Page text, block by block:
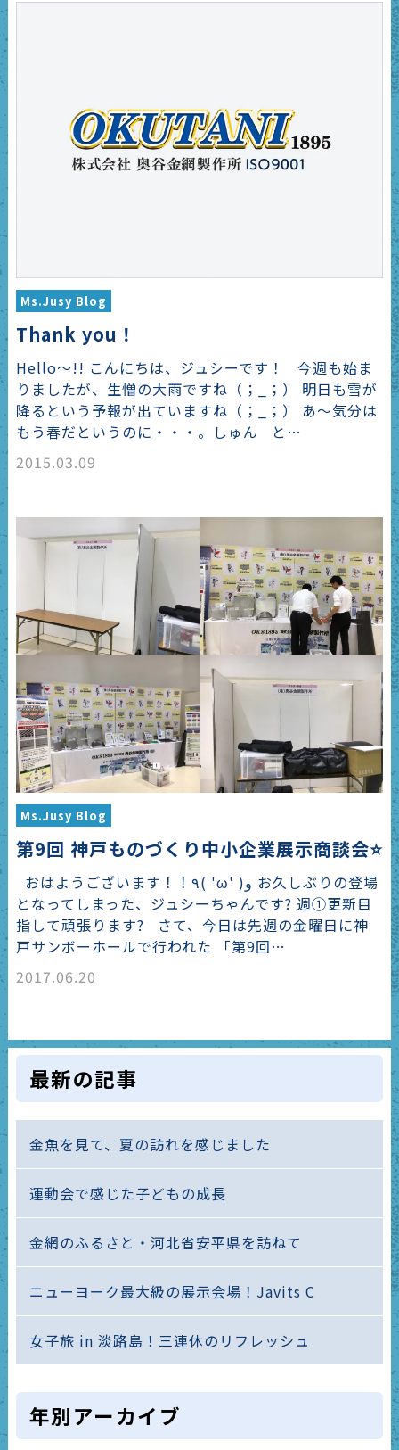
Ms.Jusy Blog
Thank you！
Hello～!! こんにちは、ジュシーです！ 今週も始ま
りましたが、生憎の大雨ですね（；_；） 明日も雪が
降るという予報が出ていますね（；_；） あ～気分は
もう春だというのに・・・。しゅん と…
2015.03.09
Ms.Jusy Blog
第9回 神戸ものづくり中小企業展示商談会⭐️
おはようございます！！٩( 'ω' )و お久しぶりの登場
となってしまった、ジュシーちゃんです? 週①更新目
指して頑張ります? さて、今日は先週の金曜日に神
戸サンボーホールで行われた 「第9回…
2017.06.20
最新の記事
金魚を見て、夏の訪れを感じました
運動会で感じた子どもの成長
金網のふるさと・河北省安平県を訪ねて
ニューヨーク最大級の展示会場！Javits C
女子旅 in 淡路島！三連休のリフレッシュ
年別アーカイブ